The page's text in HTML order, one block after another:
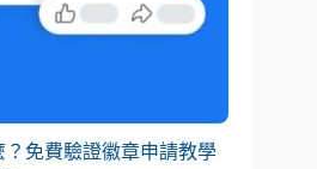
？免費驗證徽章申請教學